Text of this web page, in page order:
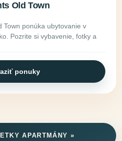
Old Town
Town ponúka ubytovanie v
Pozrite si vybavenie, fotky a
ponuky
APARTMÁNY »